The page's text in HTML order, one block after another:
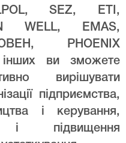
SEZ, ETI,
WELL, EMAS,
ОВЕН, PHOENIX
інших ви зможете
вирішувати
підприємства,
і керування,
і підвищення